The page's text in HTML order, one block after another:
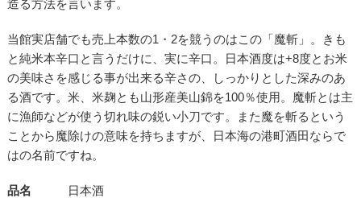
造る方法を言います。
当館実店舗でも売上本数の1・2を競うのはこの「魔斬」。きも
と純米本辛口と言うだけに、実に辛口。日本酒度は+8度とお米
の美味さを感じる事が出来る辛さの、しっかりとした深みのあ
る酒です。米、米麹とも山形産美山錦を100％使用。魔斬とは主
に漁師などが使う切れ味の鋭い小刀です。また魔を斬るという
ことから魔除けの意味を持ちますが、日本海の港町酒田ならで
はの名前ですね。
品名 日本酒